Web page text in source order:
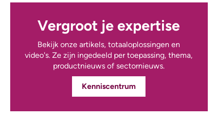
Vergroot je expertise
Bekijk onze artikels, totaaloplossingen en
video's. Ze zijn ingedeeld per toepassing, thema,
productnieuws of sectornieuws.
Kenniscentrum